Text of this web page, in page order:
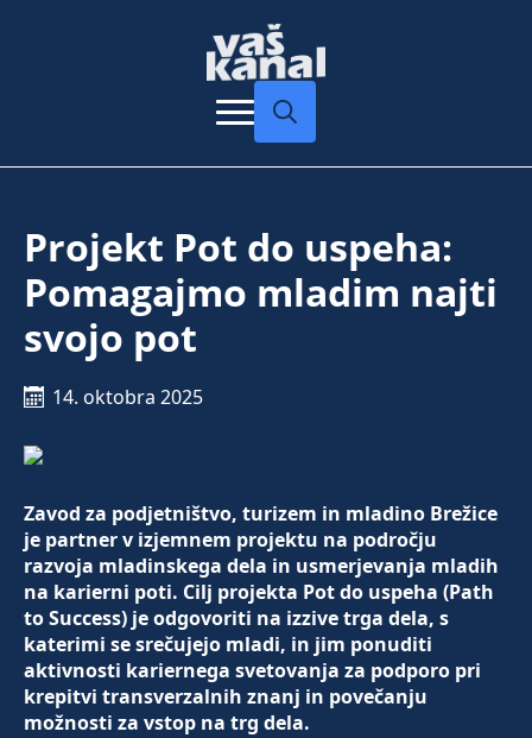
Projekt Pot do uspeha:
Pomagajmo mladim najti
svojo pot
14. oktobra 2025
Zavod za podjetništvo, turizem in mladino Brežice
je partner v izjemnem projektu na področju
razvoja mladinskega dela in usmerjevanja mladih
na karierni poti. Cilj projekta Pot do uspeha (Path
to Success) je odgovoriti na izzive trga dela, s
katerimi se srečujejo mladi, in jim ponuditi
aktivnosti kariernega svetovanja za podporo pri
krepitvi transverzalnih znanj in povečanju
možnosti za vstop na trg dela.